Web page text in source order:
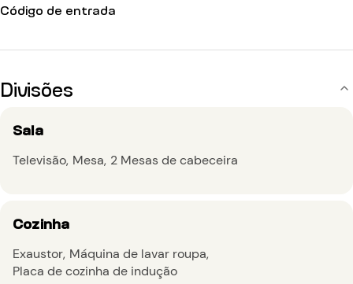
Código de entrada
Divisões
Sala
Televisão Mesa 2 Mesas de cabeceira
Cozinha
Exaustor Máquina de lavar roupa
Placa de cozinha de indução